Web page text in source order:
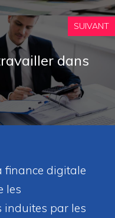
SUIVANT
dans
finance digitale
les
par les